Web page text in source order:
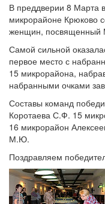
В преддверии 8 Марта
микрорайоне Крюково
женщин, посвященный
Самой сильной
первое место с
15 микрорайона,
набранными очками
Составы команд
Коротаева С.Ф. 15
16 микрорайон
М.Ю.
Поздравляем